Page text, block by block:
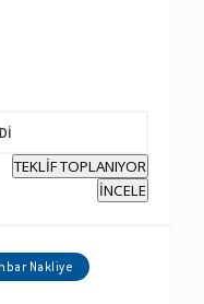
TEKLİF TOPLANIYOR
İNCELE
Nakliye